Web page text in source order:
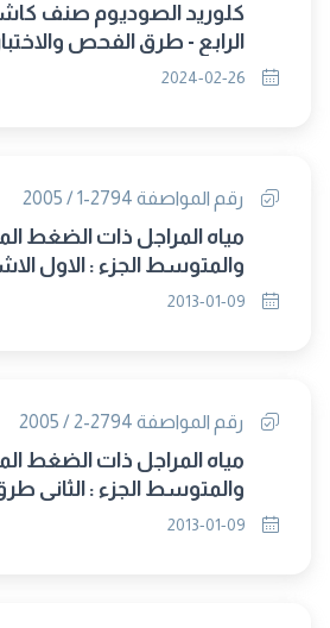
3/ 2024)
رقم المواصفة 2794-1 / 2005
مياه المراجل ذات الضغط
والمتوسط الجزء : الاول الاشتراطات الفنية
رقم المواصفة 2794-2 / 2005
مياه المراجل ذات الضغط
والمتوسط الجزء : الثانى
والاختبار